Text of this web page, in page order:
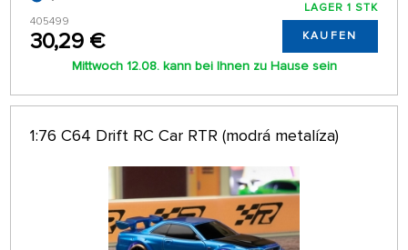
405499
30,29 €
LAGER 1 STK
KAUFEN
Mittwoch 12.08. kann bei Ihnen zu Hause sein
1:76 C64 Drift RC Car RTR (modrá metalíza)